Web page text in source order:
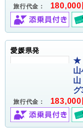
旅行代金： 180,000
愛媛県発
★
グ
旅行代金： 183,000